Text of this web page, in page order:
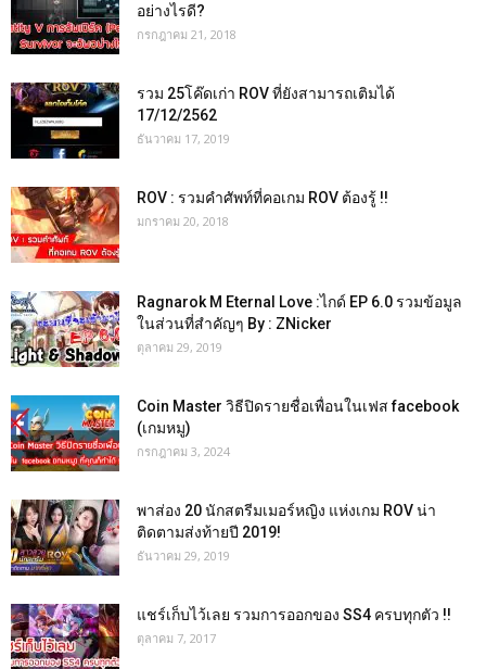
อย่างไรดี?
กรกฎาคม 21, 2018
รวม 25โค๊ดเก่า ROV ที่ยังสามารถเติมได้
17/12/2562
ธันวาคม 17, 2019
ROV : รวมคำศัพท์ที่คอเกม ROV ต้องรู้ !!
มกราคม 20, 2018
Ragnarok M Eternal Love :ไกด์ EP 6.0 รวมข้อมูล
ในส่วนที่สำคัญๆ By : ZNicker
ตุลาคม 29, 2019
Coin Master วิธีปิดรายชื่อเพื่อนในเฟส facebook
(เกมหมู)
กรกฎาคม 3, 2024
พาส่อง 20 นักสตรีมเมอร์หญิง แห่งเกม ROV น่า
ติดตามส่งท้ายปี 2019!
ธันวาคม 29, 2019
แชร์เก็บไว้เลย รวมการออกของ SS4 ครบทุกตัว !!
ตุลาคม 7, 2017